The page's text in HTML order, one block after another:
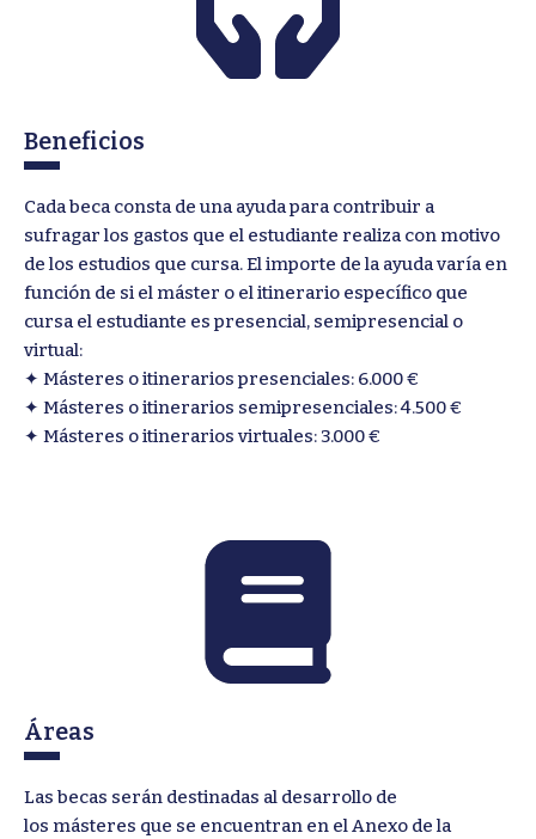
Beneficios
Cada beca consta de una ayuda para contribuir a
sufragar los gastos que el estudiante realiza con motivo
de los estudios que cursa. El importe de la ayuda varía en
función de si el máster o el itinerario específico que
cursa el estudiante es presencial, semipresencial o
virtual:
✦ Másteres o itinerarios presenciales: 6.000 €
✦ Másteres o itinerarios semipresenciales: 4.500 €
✦ Másteres o itinerarios virtuales: 3.000 €
Áreas
Las becas serán destinadas al desarrollo de
los másteres que se encuentran en el Anexo de la